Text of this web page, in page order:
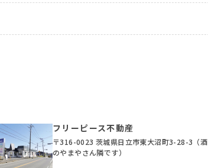
フリーピース不動産
〒316-0023 茨城県日立市東大沼町3-28-3（酒
のやまやさん隣です）